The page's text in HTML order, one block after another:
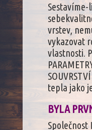
vrstev,
vykazovat
vlastnosti.
tepla jako
BYLA
Společnost